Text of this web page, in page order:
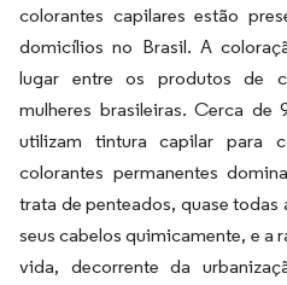
colorantes capilares estão
domicílios no Brasil. A
lugar entre os produtos de
mulheres brasileiras. Cerca de
utilizam tintura capilar para
colorantes permanentes
trata de penteados, quase todas
seus cabelos quimicamente, e a
vida, decorrente da